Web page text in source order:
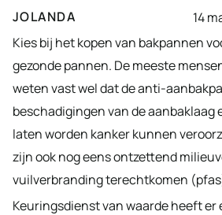
JOLANDA
14
Kies bij het kopen van bakpannen
gezonde pannen. De meeste
weten vast wel dat de anti-
beschadigingen van de aanbaklaag
laten worden kanker kunnen
zijn ook nog eens ontzettend
vuilverbranding terechtkomen
Keuringsdienst van waarde heeft er